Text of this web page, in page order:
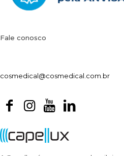
Fale conosco
cosmedical@cosmedical.com.br